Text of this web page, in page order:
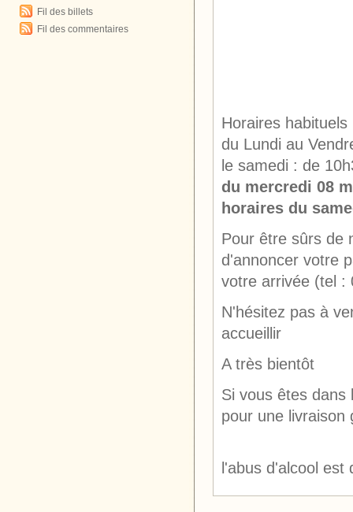
Horaires habituels
du Lundi au
le samedi : de
du mercredi 08
horaires du
Pour être sûrs de
d'annoncer votre
votre arrivée (tel :
N'hésitez pas à
accueillir
A très bientôt
Si vous êtes dans
pour une livraison
l'abus d'alcool est
Fil des billets
Fil des commentaires